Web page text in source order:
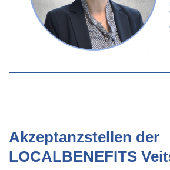
Akzeptanzstellen der
LOCALBENEFITS